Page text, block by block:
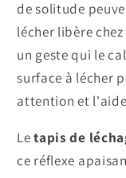
de solitude
lécher libère
un geste qui le
surface à lécher
attention et
Letapis de
ce réflexe